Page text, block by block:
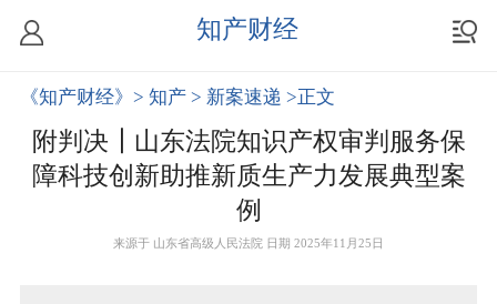
知产财经
《知产财经》 > 知产 > 新案速递 >正文
附判决┃山东法院知识产权审判服务保
障科技创新助推新质生产力发展典型案
例
来源于 山东省高级人民法院 日期 2025年11月25日